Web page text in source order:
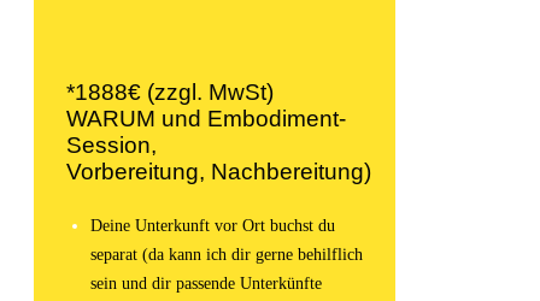
*1888€ (zzgl. MwSt)
WARUM und Embodiment-
Session,
Vorbereitung, Nachbereitung)
Deine Unterkunft vor Ort buchst du
separat (da kann ich dir gerne behilflich
sein und dir passende Unterkünfte